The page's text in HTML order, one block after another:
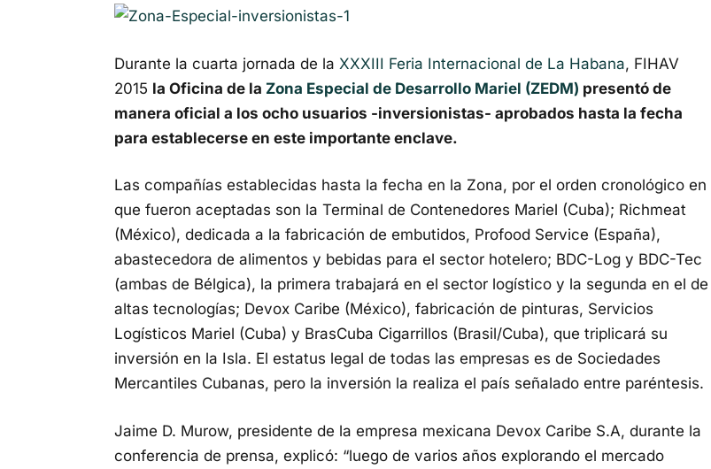
Durante la cuarta jornada de la XXXIII Feria Internacional de La Habana, FIHAV
2015 la Oficina de la Zona Especial de Desarrollo Mariel (ZEDM) presentó de
manera oficial a los ocho usuarios -inversionistas- aprobados hasta la fecha
para establecerse en este importante enclave.
Las compañías establecidas hasta la fecha en la Zona, por el orden cronológico en
que fueron aceptadas son la Terminal de Contenedores Mariel (Cuba); Richmeat
(México), dedicada a la fabricación de embutidos, Profood Service (España),
abastecedora de alimentos y bebidas para el sector hotelero; BDC-Log y BDC-Tec
(ambas de Bélgica), la primera trabajará en el sector logístico y la segunda en el de
altas tecnologías; Devox Caribe (México), fabricación de pinturas, Servicios
Logísticos Mariel (Cuba) y BrasCuba Cigarrillos (Brasil/Cuba), que triplicará su
inversión en la Isla. El estatus legal de todas las empresas es de Sociedades
Mercantiles Cubanas, pero la inversión la realiza el país señalado entre paréntesis.
Jaime D. Murow, presidente de la empresa mexicana Devox Caribe S.A, durante la
conferencia de prensa, explicó: “luego de varios años explorando el mercado